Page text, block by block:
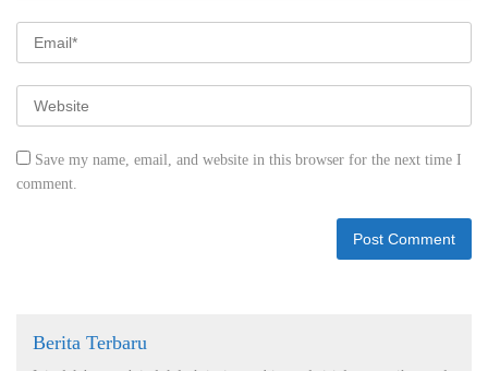
Save my name, email, and website in this browser for the next time I
comment.
Berita Terbaru